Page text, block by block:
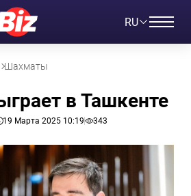
RU
Шахматы
в Ташкенте
19 Марта 2025 10:19 343